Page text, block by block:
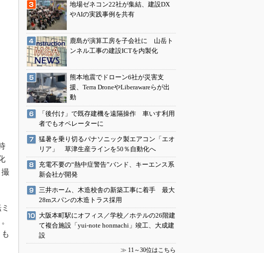
地場ゼネコン22社が集結、建設DX
やAIの実践事例を共有
鹿島が演算工房を子会社に 山岳ト
ンネル工事の建設ICTを内製化
熊本地震でドローン6社が災害支
援、Terra DroneやLiberawareらが出
動
「後付け」で既存建機を遠隔操作 車いす利用
者でもオペレーターに
猛暑を乗り切るパナソニック製エアコン「エオ
リア」 草津生産ラインを50％自動化へ
充電不要の“熱中症警告”バンド、キーエンス系
新会社が開発
三井ホーム、木造校舎の新築工事に着手 最大
28mスパンの木造トラス採用
大阪本町駅にオフィス／学校／ホテルの26階建
て複合施設「yui-note honmachi」竣工、大成建
設
≫ 11～30位はこちら